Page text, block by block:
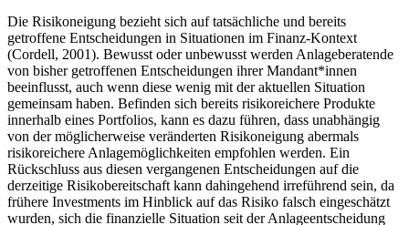
Die Risikoneigung bezieht sich auf tatsächliche und bereits
getroffene Entscheidungen in Situationen im Finanz-Kontext
(Cordell, 2001). Bewusst oder unbewusst werden Anlageberatende
von bisher getroffenen Entscheidungen ihrer Mandant*innen
beeinflusst, auch wenn diese wenig mit der aktuellen Situation
gemeinsam haben. Befinden sich bereits risikoreichere Produkte
innerhalb eines Portfolios, kann es dazu führen, dass unabhängig
von der möglicherweise veränderten Risikoneigung abermals
risikoreichere Anlagemöglichkeiten empfohlen werden. Ein
Rückschluss aus diesen vergangenen Entscheidungen auf die
derzeitige Risikobereitschaft kann dahingehend irreführend sein, da
frühere Investments im Hinblick auf das Risiko falsch eingeschätzt
wurden, sich die finanzielle Situation seit der Anlageentscheidung